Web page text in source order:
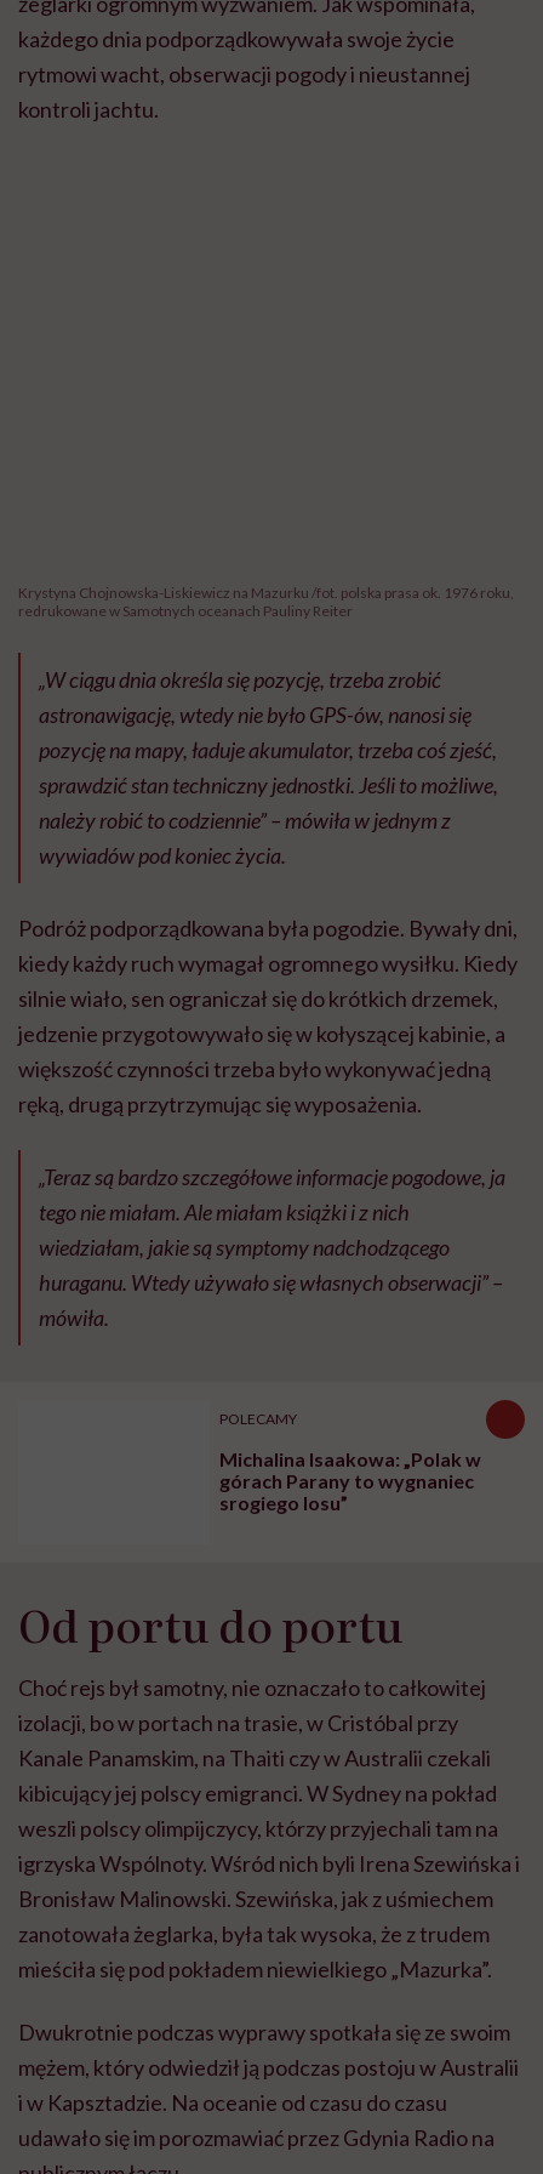
każdego dnia podporządkowywała swoje życie
rytmowi wacht, obserwacji pogody i nieustannej
kontroli jachtu.
Krystyna Chojnowska-Liskiewicz na Mazurku /fot. polska prasa ok. 1976 roku,
redrukowane w Samotnych oceanach Pauliny Reiter
„W ciągu dnia określa się pozycję, trzeba zrobić
astronawigację, wtedy nie było GPS-ów, nanosi się
pozycję na mapy, ładuje akumulator, trzeba coś zjeść,
sprawdzić stan techniczny jednostki. Jeśli to możliwe,
należy robić to codziennie”– mówiła w jednym z
wywiadów pod koniec życia.
Podróż podporządkowana była pogodzie. Bywały dni,
kiedy każdy ruch wymagał ogromnego wysiłku. Kiedy
silnie wiało, sen ograniczał się do krótkich drzemek,
jedzenie przygotowywało się w kołyszącej kabinie, a
większość czynności trzeba było wykonywać jedną
ręką, drugą przytrzymując się wyposażenia.
„Teraz są bardzo szczegółowe informacje pogodowe, ja
tego nie miałam. Ale miałam książki i z nich
wiedziałam, jakie są symptomy nadchodzącego
huraganu. Wtedy używało się własnych obserwacji” –
mówiła.
POLECAMY
Michalina Isaakowa: „Polak w
górach Parany to wygnaniec
srogiego losu”
Od portu do portu
Choć rejs był samotny, nie oznaczało to całkowitej
izolacji, bo w portach na trasie, w Cristóbal przy
Kanale Panamskim, na Thaiti czy w Australii czekali
kibicujący jej polscy emigranci. W Sydney na pokład
weszli polscy olimpijczycy, którzy przyjechali tam na
igrzyska Wspólnoty. Wśród nich byli Irena Szewińska i
Bronisław Malinowski. Szewińska, jak z uśmiechem
zanotowała żeglarka, była tak wysoka, że z trudem
mieściła się pod pokładem niewielkiego „Mazurka”.
Dwukrotnie podczas wyprawy spotkała się ze swoim
mężem, który odwiedził ją podczas postoju w Australii
i w Kapsztadzie. Na oceanie od czasu do czasu
udawało się im porozmawiać przez Gdynia Radio na